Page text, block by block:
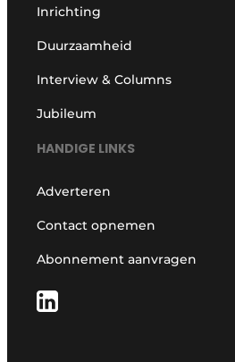
Inrichting
Duurzaamheid
Interview & Columns
Jubileum
HANDIGE LINKS
Adverteren
Contact opnemen
Abonnement aanvragen